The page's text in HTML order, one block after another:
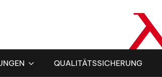
QUALITÄTSSICHERUNG